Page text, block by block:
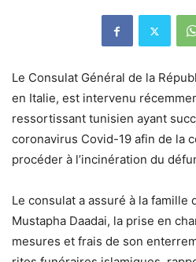
Le Consulat Général de la
en Italie, est intervenu
ressortissant tunisien ayant
coronavirus Covid-19 afin de la
procéder à l’incinération du
Le consulat a assuré à la famille
Mustapha Daadai, la prise en
mesures et frais de son